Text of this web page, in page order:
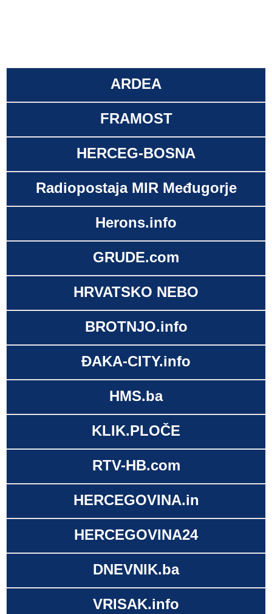
ARDEA
FRAMOST
HERCEG-BOSNA
Radiopostaja MIR Međugorje
Herons.info
GRUDE.com
HRVATSKO NEBO
BROTNJO.info
ĐAKA-CITY.info
HMS.ba
KLIK.PLOČE
RTV-HB.com
HERCEGOVINA.in
HERCEGOVINA24
DNEVNIK.ba
VRISAK.info